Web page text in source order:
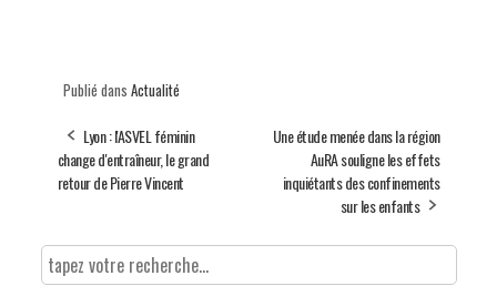
Publié dans Actualité
Lyon : l'ASVEL féminin
change d'entraîneur, le grand
retour de Pierre Vincent
Une étude menée dans la région
AuRA souligne les effets
inquiétants des confinements
sur les enfants